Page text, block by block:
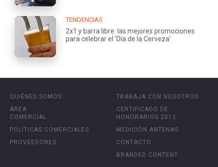
TENDENCIAS
2x1 y barra libre: las mejores promociones
para celebrar el 'Día de la Cerveza'
QUIÉNES SOMOS
ÁREA
COMERCIAL
POLÍTICAS COMERCIALES
PROVEEDORES
TRABAJA CON NOSOTROS
CERTIFICADO DE
HONORARIOS 2012
MEDICIÓN ANTENAS
CONTACTO
BRANDED CONTENT